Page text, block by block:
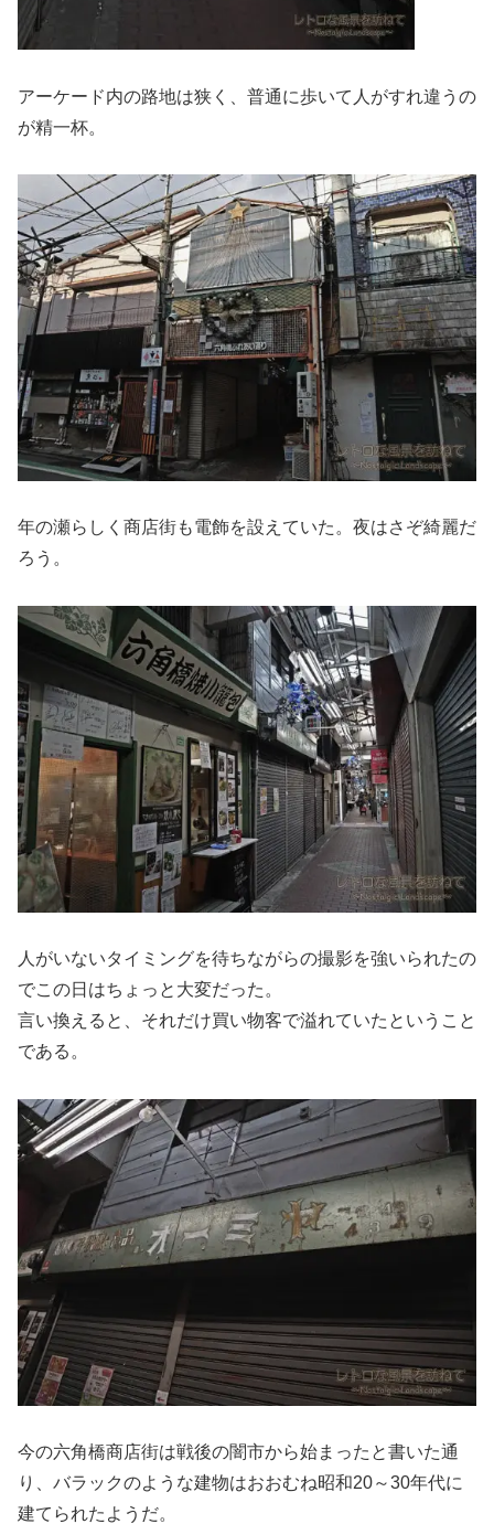
アーケード内の路地は狭く、普通に歩いて人がすれ違うの
が精一杯。
年の瀬らしく商店街も電飾を設えていた。夜はさぞ綺麗だ
ろう。
人がいないタイミングを待ちながらの撮影を強いられたの
でこの日はちょっと大変だった。
言い換えると、それだけ買い物客で溢れていたということ
である。
今の六角橋商店街は戦後の闇市から始まったと書いた通
り、バラックのような建物はおおむね昭和20～30年代に
建てられたようだ。